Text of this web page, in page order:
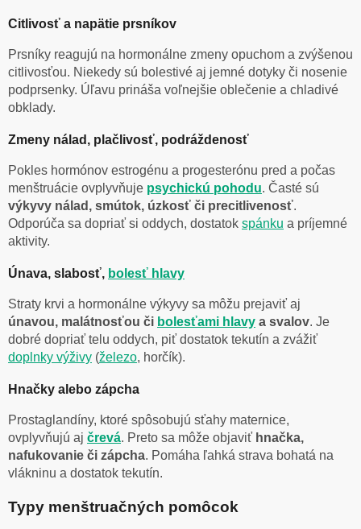
Citlivosť a napätie prsníkov
Prsníky reagujú na hormonálne zmeny opuchom a zvýšenou
citlivosťou. Niekedy sú bolestivé aj jemné dotyky či nosenie
podprsenky. Úľavu prináša voľnejšie oblečenie a chladivé
obklady.
Zmeny nálad, plačlivosť, podráždenosť
Pokles hormónov estrogénu a progesterónu pred a počas
menštruácie ovplyvňuje psychickú pohodu. Časté sú
výkyvy nálad, smútok, úzkosť či precitlivenosť.
Odporúča sa dopriať si oddych, dostatok spánku a príjemné
aktivity.
Únava, slabosť, bolesť hlavy
Straty krvi a hormonálne výkyvy sa môžu prejaviť aj
únavou, malátnosťou či bolesťami hlavy a svalov. Je
dobré dopriať telu oddych, piť dostatok tekutín a zvážiť
doplnky výživy (železo, horčík).
Hnačky alebo zápcha
Prostaglandíny, ktoré spôsobujú sťahy maternice,
ovplyvňujú aj črevá. Preto sa môže objaviť hnačka,
nafukovanie či zápcha. Pomáha ľahká strava bohatá na
vlákninu a dostatok tekutín.
Typy menštruačných pomôcok